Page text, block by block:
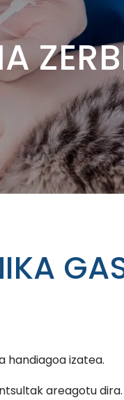
handiagoa izatea.
areagotu dira.